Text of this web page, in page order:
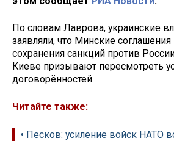
По словам Лаврова, украинские
заявляли, что Минские
сохранения санкций против
Киеве призывают пересмотреть
договорённостей.
Читайте также:
• Песков: усиление войск НАТО